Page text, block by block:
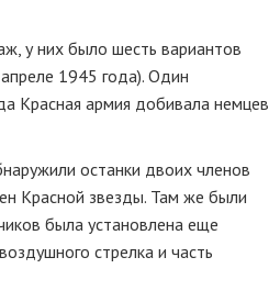
у них было шесть вариантов
1945 года). Один
Красная армия добивала немцев
останки двоих членов
Красной звезды. Там же были
была установлена еще
стрелка и часть